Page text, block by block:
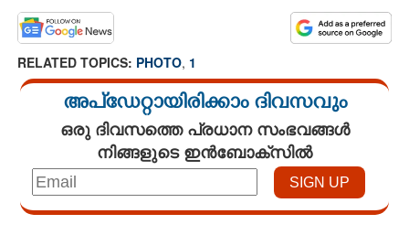
CONTACT US
RELATED TOPICS: PHOTO, 1
അപ്ഡേറ്റായിരിക്കാം ദിവസവും
ഒരു ദിവസത്തെ പ്രധാന സംഭവങ്ങൾ
നിങ്ങളുടെ ഇൻബോക്സിൽ